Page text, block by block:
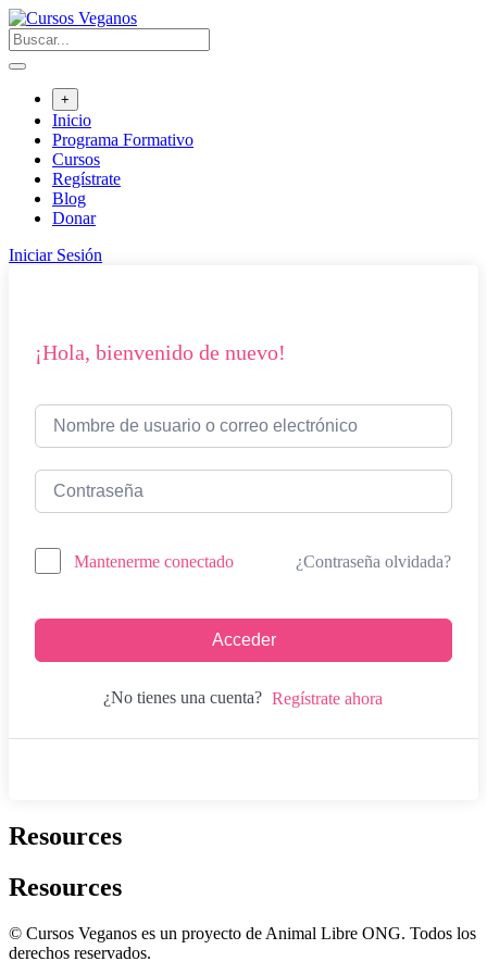
Saltar
al
contenido
+
Inicio
Programa Formativo
Cursos
Regístrate
Blog
Donar
Iniciar Sesión
¡Hola, bienvenido de nuevo!
Mantenerme conectado ¿Contraseña olvidada?
Acceder
¿No tienes una cuenta? Regístrate ahora
Resources
Resources
© Cursos Veganos es un proyecto de Animal Libre ONG. Todos los
derechos reservados.